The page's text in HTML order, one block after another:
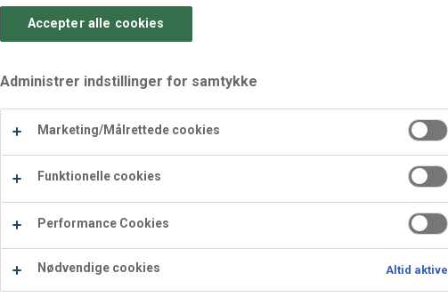
Næringsindhold pr. 100g
Accepter alle cookies
Administrer indstillinger for samtykke
Marketing/Målrettede cookies
Funktionelle cookies
Performance Cookies
Nødvendige cookies Altid aktive